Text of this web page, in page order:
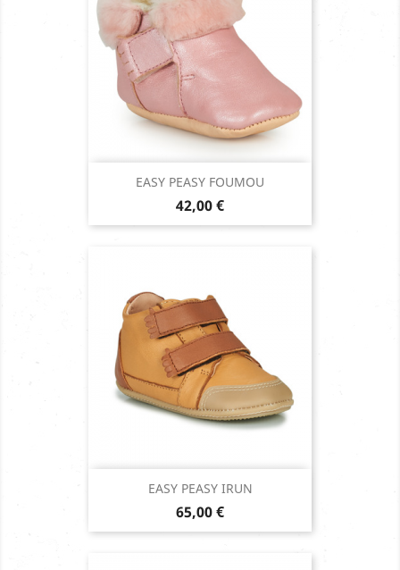
EASY PEASY FOUMOU
Prix
42,00 €
EASY PEASY IRUN
Prix
65,00 €